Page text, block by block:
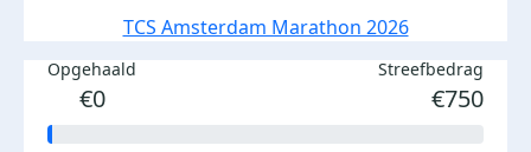
TCS Amsterdam Marathon 2026
Opgehaald
€0
Streefbedrag
€750